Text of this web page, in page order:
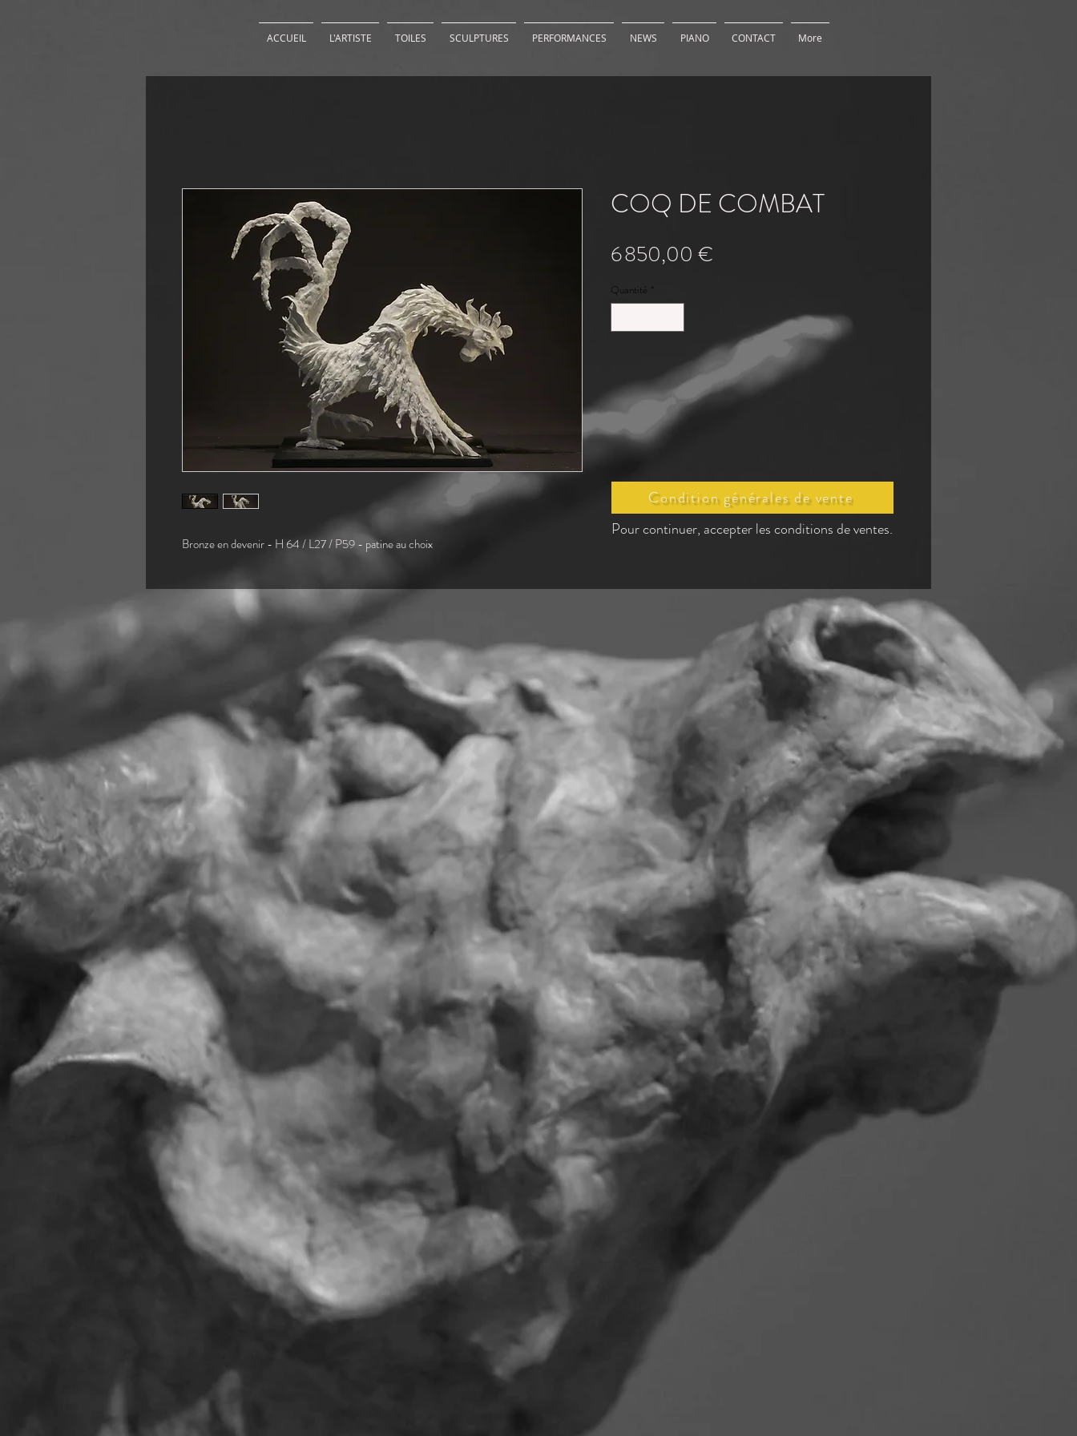
ACCUEIL L'ARTISTE TOILES SCULPTURES PERFORMANCES NEWS PIANO CONTACT More
Bronze en devenir - H 64 / L27 / P59 - patine au choix
COQ DE COMBAT
6 850,00 €
Quantité *
Condition générales de vente
Pour continuer, accepter les conditions de ventes.